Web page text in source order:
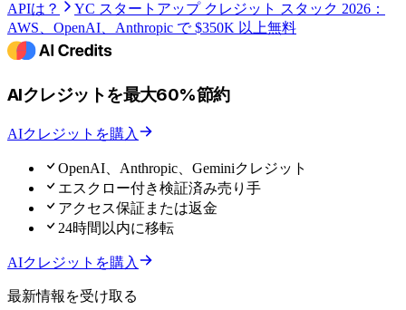
APIは？
YC スタートアップ クレジット スタック 2026：
AWS、OpenAI、Anthropic で $350K 以上無料
AIクレジットを最大60%節約
AIクレジットを購入
OpenAI、Anthropic、Geminiクレジット
エスクロー付き検証済み売り手
アクセス保証または返金
24時間以内に移転
AIクレジットを購入
最新情報を受け取る